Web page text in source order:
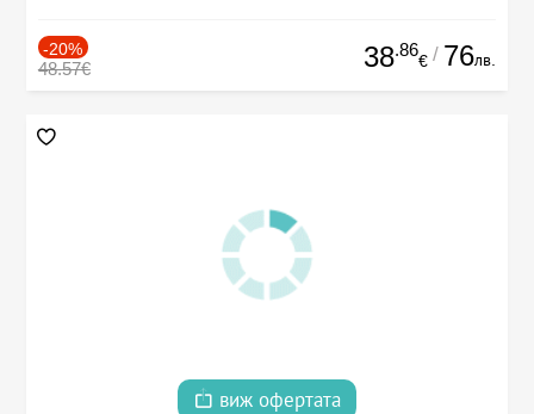
-20%
48.57€ 38.86
€ / 76лв.
виж офертата